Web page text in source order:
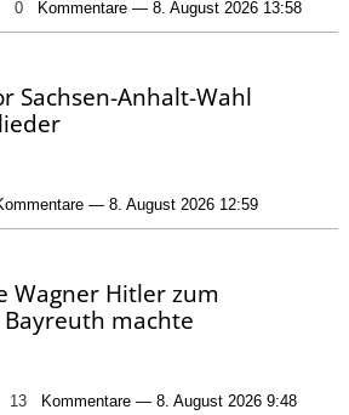
0 Kommentare — 8. August 2026 13:58
Sachsen-Anhalt-Wahl
— 8. August 2026 12:59
Wagner Hitler zum
machte
13 Kommentare — 8. August 2026 9:48